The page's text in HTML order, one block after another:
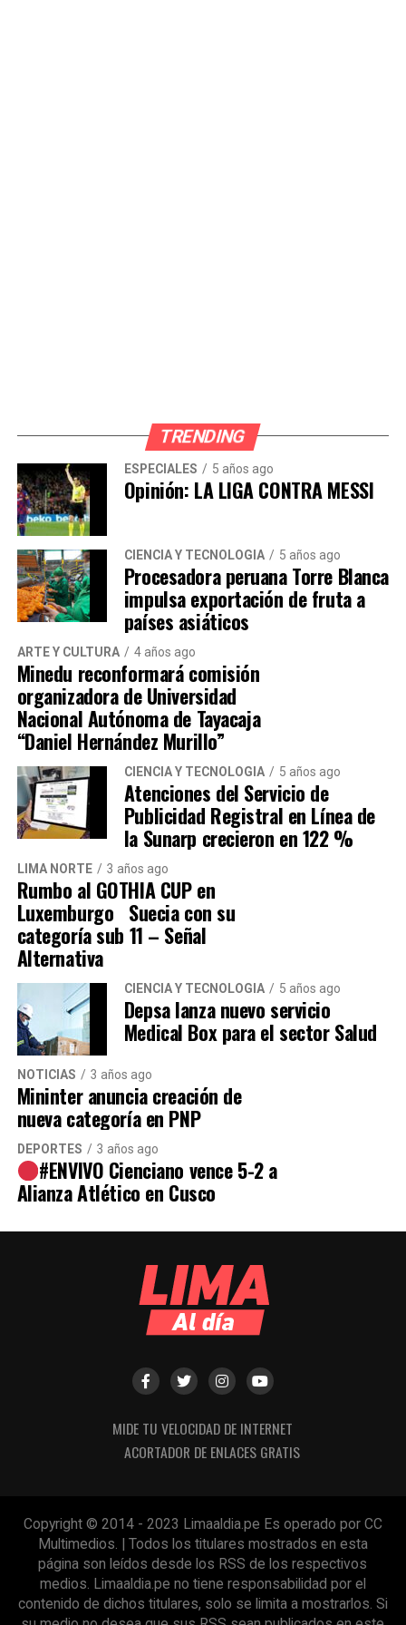
Navegación de entradas
“El alcalde Hernán Sifuentes solo prefiere
hacer conciertos. Y San Martín de Porres
sigue siendo un desastre”, afirmó un vecino
de la zona.
Otro vecino señaló que están en riesgo de
sufrir accidentes por la falta de señalización
y también temen sufrir asaltos.
“En cualquier momento atropellan a un
vecino. Encima, no hay iluminación ni
vigilancia. Estamos expuestos a que nos
asalten”, agregó
Hacemos un llamado al alcalde Hernán
Sifuentes a que escuche a los vecinos de San
Martín de Porres y solucione los problemas
que aquejan al distrito.
Navegación de entradas
Source link
Comparte esto:
TRENDING
ESPECIALES 5 años ago
Opinión: LA LIGA CONTRA MESSI
CIENCIA Y TECNOLOGÍA 5 años ago
Procesadora peruana Torre Blanca
impulsa exportación de fruta a
países asiáticos
ARTE Y CULTURA 4 años ago
Minedu reconformará comisión
organizadora de Universidad
Nacional Autónoma de Tayacaja
“Daniel Hernández Murillo”
CIENCIA Y TECNOLOGÍA 5 años ago
Atenciones del Servicio de
Publicidad Registral en Línea de
la Sunarp crecieron en 122 %
LIMA NORTE 3 años ago
Rumbo al GOTHIA CUP en
Luxemburgo Suecia con su
categoría sub 11 – Señal
Alternativa
CIENCIA Y TECNOLOGÍA 5 años ago
Depsa lanza nuevo servicio
Medical Box para el sector Salud
NOTICIAS 3 años ago
Mininter anuncia creación de
nueva categoría en PNP
DEPORTES 3 años ago
#ENVIVO Cienciano vence 5-2 a
Alianza Atlético en Cusco
MIDE TU VELOCIDAD DE INTERNET
ACORTADOR DE ENLACES GRATIS
Copyright © 2014 - 2023 Limaaldia.pe Es operado por CC
Multimedios. | Todos los titulares mostrados en esta
página son leídos desde los RSS de los respectivos
medios. Limaaldia.pe no tiene responsabilidad por el
contenido de dichos titulares, solo se limita a mostrarlos. Si